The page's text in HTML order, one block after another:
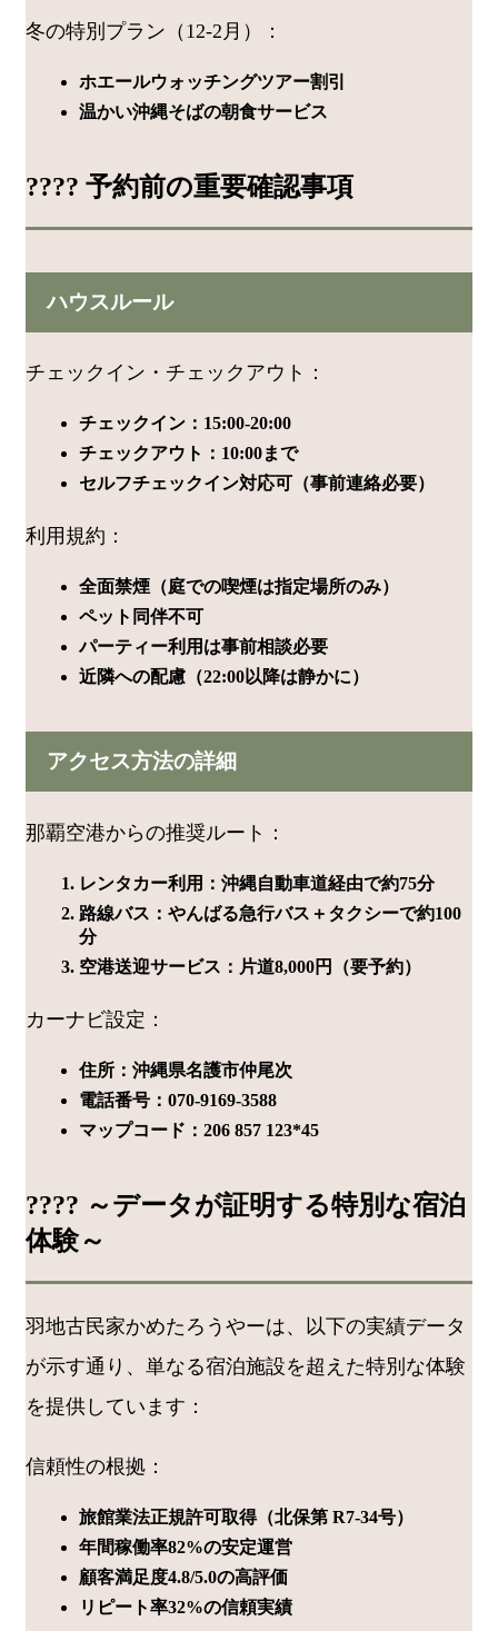
冬の特別プラン（12-2月）：
ホエールウォッチングツアー割引
温かい沖縄そばの朝食サービス
???? 予約前の重要確認事項
ハウスルール
チェックイン・チェックアウト：
チェックイン：15:00-20:00
チェックアウト：10:00まで
セルフチェックイン対応可（事前連絡必要）
利用規約：
全面禁煙（庭での喫煙は指定場所のみ）
ペット同伴不可
パーティー利用は事前相談必要
近隣への配慮（22:00以降は静かに）
アクセス方法の詳細
那覇空港からの推奨ルート：
レンタカー利用：沖縄自動車道経由で約75分
路線バス：やんばる急行バス＋タクシーで約100
分
空港送迎サービス：片道8,000円（要予約）
カーナビ設定：
住所：沖縄県名護市仲尾次
電話番号：070-9169-3588
マップコード：206 857 123*45
???? ～データが証明する特別な宿泊
体験～
羽地古民家かめたろうやーは、以下の実績データ
が示す通り、単なる宿泊施設を超えた特別な体験
を提供しています：
信頼性の根拠：
旅館業法正規許可取得（北保第 R7-34号）
年間稼働率82%の安定運営
顧客満足度4.8/5.0の高評価
リピート率32%の信頼実績